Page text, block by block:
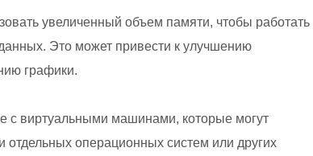
увеличенный объем памяти, чтобы работать
Это может привести к улучшению
графики.
с виртуальными машинами, которые могут
отдельных операционных систем или других